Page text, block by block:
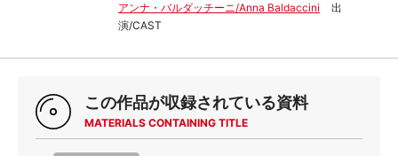
アンナ・バルダッチーニ/Anna Baldaccini
出
演/CAST
この作品が収録されている資料
MATERIALS CONTAINING TITLE